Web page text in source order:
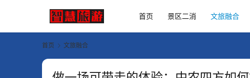
首页 景区二消 文旅融合
首页 文旅融合